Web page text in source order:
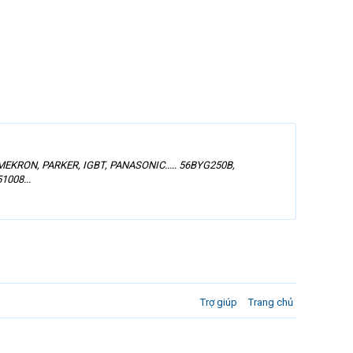
PARKER, IGBT, PANASONIC..... 56BYG250B,
Trợ giúp Trang chủ